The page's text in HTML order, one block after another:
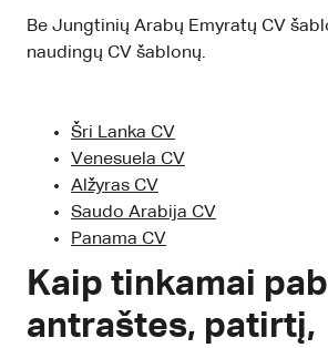
Be Jungtinių Arabų Emyratų CV
naudingų CV šablonų.
Šri Lanka CV
Venesuela CV
Alžyras CV
Saudo Arabija CV
Panama CV
Kaip tinkamai
antraštes, patirtį,